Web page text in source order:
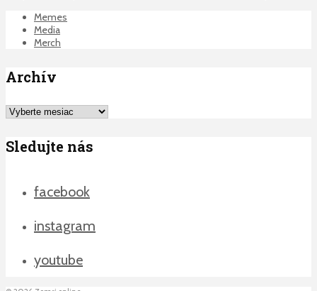
Memes
Media
Merch
Archív
Archív
Sledujte nás
facebook
instagram
youtube